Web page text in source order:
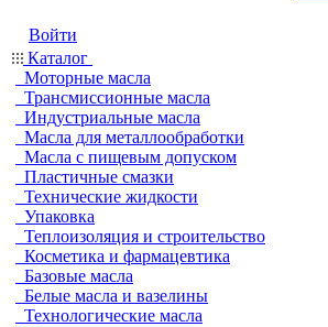
Войти
Каталог
Моторные масла
Трансмиссионные масла
Индустриальные масла
Масла для металлообработки
Масла с пищевым допуском
Пластичные смазки
Технические жидкости
Упаковка
Теплоизоляция и строительство
Косметика и фармацевтика
Базовые масла
Белые масла и вазелины
Технологические масла